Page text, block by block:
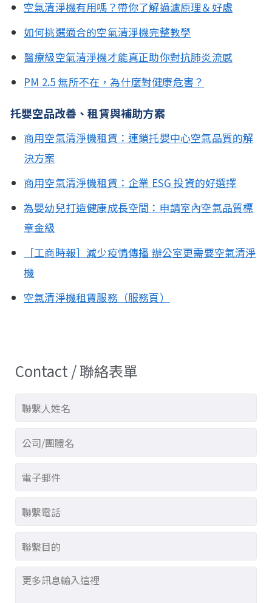
空氣清淨機有用嗎？帶你了解過濾原理＆好處
如何挑選適合的空氣清淨機完整教學
醫療級空氣清淨機才能真正助你對抗肺炎流感
PM 2.5 無所不在，為什麼對健康危害？
托嬰空品改善、租賃與補助方案
商用空氣清淨機租賃：連鎖托嬰中心空氣品質的解
決方案
商用空氣清淨機租賃：企業 ESG 投資的好選擇
為嬰幼兒打造健康成長空間：申請室內空氣品質標
章金級
［工商時報］減少疫情傳播 辦公室更需要空氣清淨
機
空氣清淨機租賃服務（服務頁）
Contact / 聯絡表單